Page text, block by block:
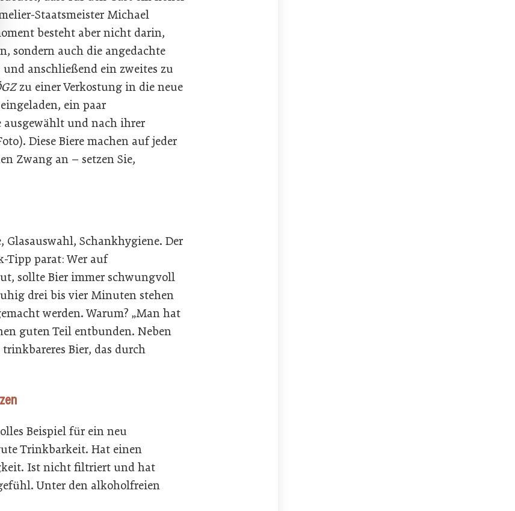
Staatsmeister Michael
besteht aber nicht darin,
sondern auch die angedachte
anschließend ein zweites zu
zu einer Verkostung in die neue
ein paar
ausgewählt und nach ihrer
Diese Biere machen auf jeder
Zwang an – setzen Sie,
Schankhygiene. Der
Tipp parat: Wer auf
sollte Bier immer schwungvoll
drei bis vier Minuten stehen
werden. Warum? „Man hat
guten Teil entbunden. Neben
Bier, das durch
Beispiel für ein neu
Trinkbarkeit. Hat einen
Ist nicht filtriert und hat
Unter den alkoholfreien